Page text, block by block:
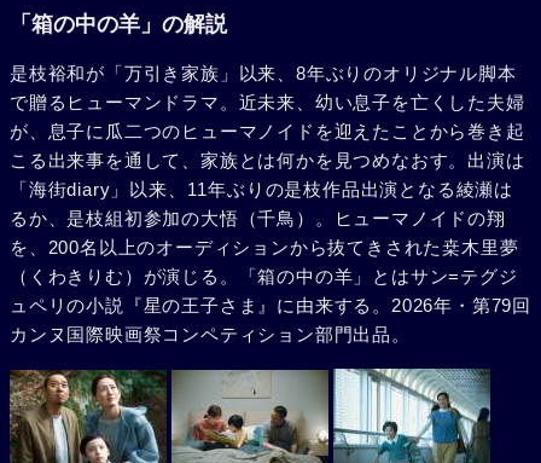
「箱の中の羊」の解説
是枝裕和が「万引き家族」以来、8年ぶりのオリジナル脚本
で贈るヒューマンドラマ。近未来、幼い息子を亡くした夫婦
が、息子に瓜二つのヒューマノイドを迎えたことから巻き起
こる出来事を通して、家族とは何かを見つめなおす。出演は
「海街diary」以来、11年ぶりの是枝作品出演となる綾瀬は
るか、是枝組初参加の大悟（千鳥）。ヒューマノイドの翔
を、200名以上のオーディションから抜てきされた桒木里夢
（くわきりむ）が演じる。「箱の中の羊」とはサン=テグジ
ュペリの小説『星の王子さま』に由来する。2026年・第79回
カンヌ国際映画祭コンペティション部門出品。